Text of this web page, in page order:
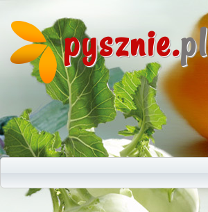
pysznie.pl